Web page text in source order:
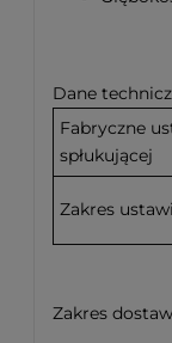
Dane
Fabryczne
spłukującej
Zakres
Zakres